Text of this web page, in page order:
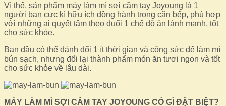
Vì thế, sản phẩm máy làm mì sợi cầm tay Joyoung là 1
người bạn cực kì hữu ích đồng hành trong căn bếp, phù hợp
với những ai quyết tâm theo đuổi 1 chế độ ăn lành mạnh, tốt
cho sức khỏe.
Ban đầu có thể đánh đổi 1 ít thời gian và công sức để làm mì
bún sạch, nhưng đổi lại thành phẩm món ăn tươi ngon và tốt
cho sức khỏe về lâu dài.
MÁY LÀM MÌ SỢI CẦM TAY JOYOUNG CÓ GÌ ĐẶT BIỆT?